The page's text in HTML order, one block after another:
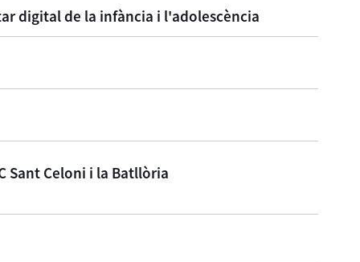
digital de la infància i l'adolescència
Sant Celoni i la Batllòria